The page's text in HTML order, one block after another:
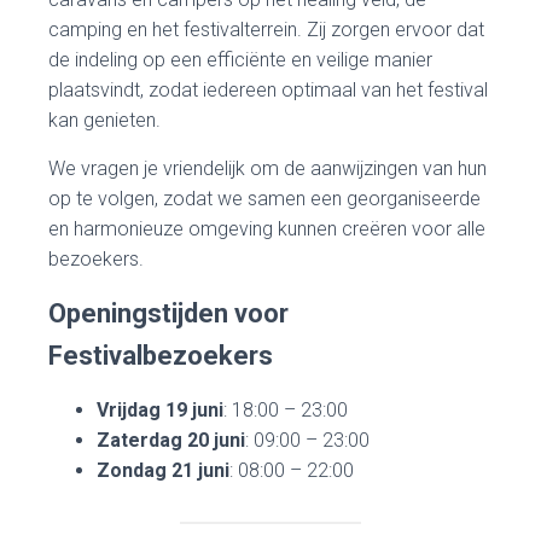
camping en het festivalterrein. Zij zorgen ervoor dat
de indeling op een efficiënte en veilige manier
plaatsvindt, zodat iedereen optimaal van het festival
kan genieten.
We vragen je vriendelijk om de aanwijzingen van hun
op te volgen, zodat we samen een georganiseerde
en harmonieuze omgeving kunnen creëren voor alle
bezoekers.
Openingstijden voor
Festivalbezoekers
Vrijdag 19 juni: 18:00 – 23:00
Zaterdag 20 juni: 09:00 – 23:00
Zondag 21 juni: 08:00 – 22:00